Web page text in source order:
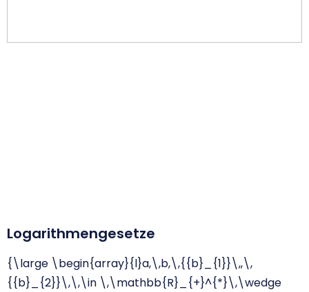
Logarithmengesetze
{\large \begin{array}{l}a,\,b,\,{{b}_{1}}\,,\,
{{b}_{2}}\,\,\in \,\mathbb{R}_{+}^{*}\,\wedge